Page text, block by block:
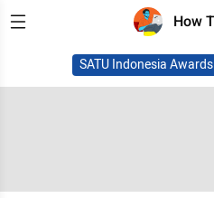
How
SATU Indonesia Awards